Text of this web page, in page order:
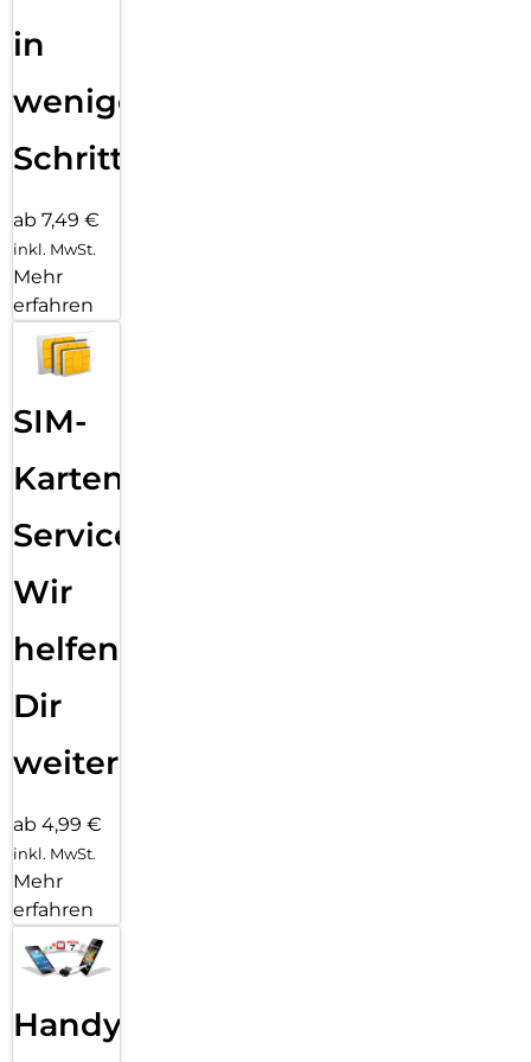
in
wenigen
Schritten
ab 7,49 €
inkl. MwSt.
Mehr
erfahren
SIM-
Karten
Service:
Wir
helfen
Dir
weiter
ab 4,99 €
inkl. MwSt.
Mehr
erfahren
Handy